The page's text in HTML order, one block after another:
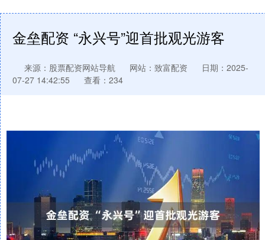
金垒配资 “永兴号”迎首批观光游客
来源：股票配资网站导航 网站：致富配资
日期：2025-
07-27 14:42:55
查看：234